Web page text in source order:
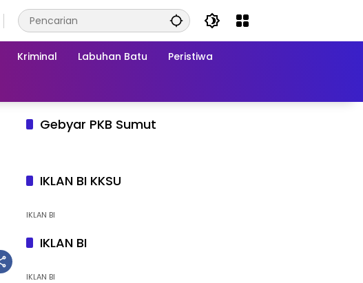
Kriminal Labuhan Batu Peristiwa
Gebyar PKB Sumut
IKLAN BI KKSU
IKLAN BI
IKLAN BI
IKLAN BI